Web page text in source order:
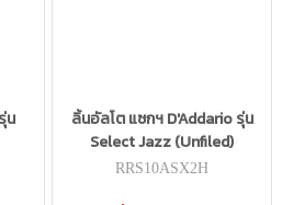
น
ลิ้นอัลโต แซกฯ D'Addario รุ่น
Select Jazz (Unfiled)
RRS10ASX2H